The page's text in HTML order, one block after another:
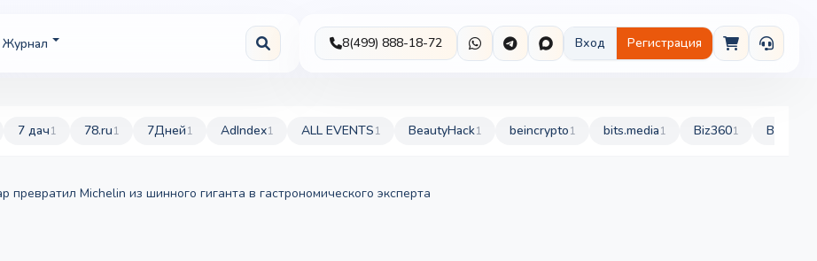
Журнал 8(499) 888-18-72 Вход Регистрация
7 дач1 78.ru1 7Дней1 AdIndex1 ALL EVENTS1 BeautyHack1 beincrypto1 bits.media1 Biz3601
превратил Michelin из шинного гиганта в гастрономического эксперта